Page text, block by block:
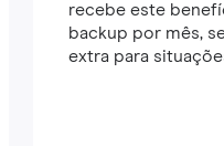
recebe este
backup por mês,
extra para